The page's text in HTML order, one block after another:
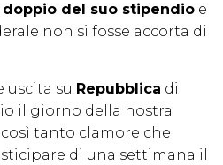
doppio del suo stipendio e
non si fosse accorta di
uscita su Repubblica di
il giorno della nostra
tanto clamore che
di una settimana il